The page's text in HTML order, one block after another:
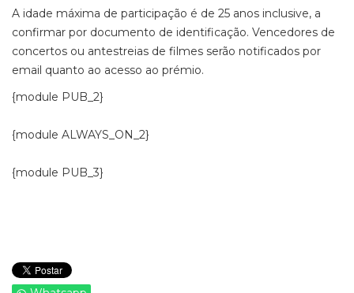
A idade máxima de participação é de 25 anos inclusive, a
confirmar por documento de identificação. Vencedores de
concertos ou antestreias de filmes serão notificados por
email quanto ao acesso ao prémio.
{module PUB_2}
{module ALWAYS_ON_2}
{module PUB_3}